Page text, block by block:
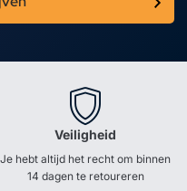
Veiligheid
Je hebt altijd het recht om binnen
14 dagen te retoureren